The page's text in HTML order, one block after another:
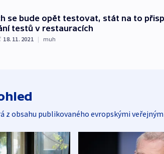
se bude opět testovat, stát na to
testů v restauracích
18. 11. 2021 | muh
z obsahu publikovaného evropskými